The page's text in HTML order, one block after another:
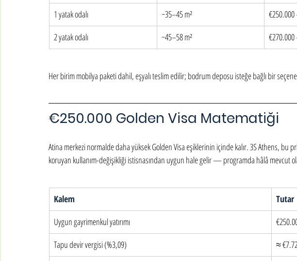
1 yatak odalı
~35–45 m²
2 yatak odalı
~45–58 m²
Her birim mobilya paketi dahil, eşyalı teslim edilir; bodrum deposu isteğe bağlı bir
€250.000 Golden Visa Matematiği
Atina merkezi normalde daha yüksek Golden Visa eşiklerinin içinde kalır. 3S Athens, bu
koruyan kullanım-değişikliği istisnasından uygun hale gelir — programda hâlâ mevcut
Kalem
Tutar
Uygun gayrimenkul yatırımı
Tapu devir vergisi (%3,09)
≈